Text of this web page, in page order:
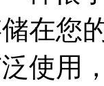
在您
使用